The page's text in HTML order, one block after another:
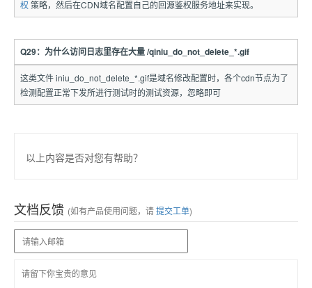
权 策略，然后在CDN域名配置自己的回源鉴权服务地址来实现。
Q29：为什么访问日志里存在大量 /qiniu_do_not_delete_*.gif
这类文件 iniu_do_not_delete_*.gif是域名修改配置时，各个cdn节点为了
检测配置正常下发所进行测试时的测试资源，忽略即可
以上内容是否对您有帮助？
文档反馈 (如有产品使用问题，请提交工单)